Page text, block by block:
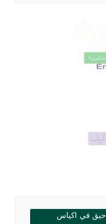
في اكياس